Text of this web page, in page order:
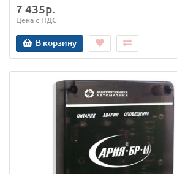
7 435р.
Цена с НДС
В корзину